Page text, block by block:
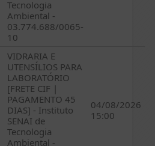
Tecnologia
Ambiental -
03.774.688/0065-
10
VIDRARIA E
UTENSÍLIOS PARA
LABORATÓRIO
[FRETE CIF |
PAGAMENTO 45
DIAS] - Instituto
SENAI de
Tecnologia
Ambiental -
04/08/2026
15:00